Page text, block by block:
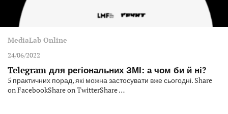
MediaLab Online
24/06/2022
Telegram для регіональних ЗМІ: а чом би й ні?
5 практичних порад, які можна застосувати вже сьогодні. Share
on FacebookShare on TwitterShare …